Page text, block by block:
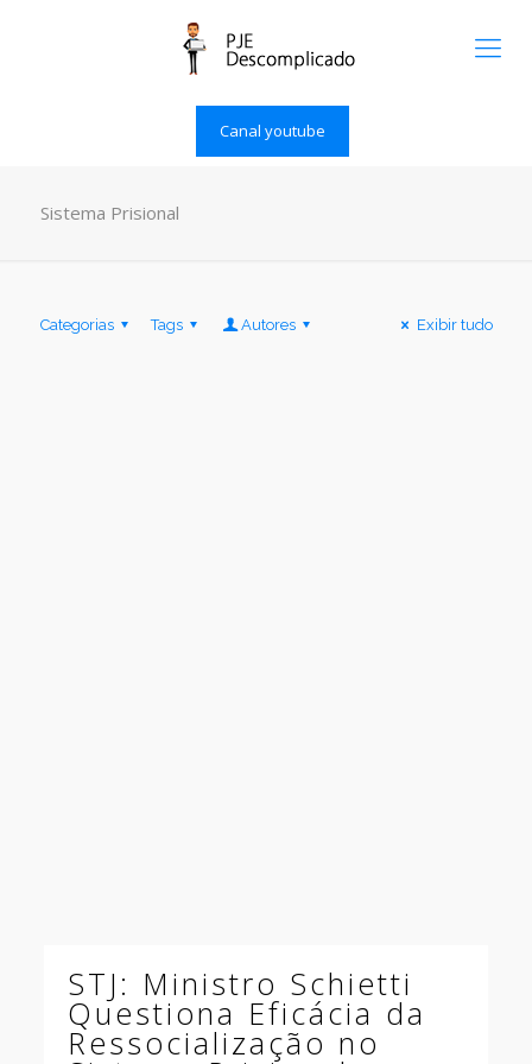
Canal youtube
Sistema Prisional
Categorias Tags Autores Exibir tudo
STJ: Ministro Schietti
Questiona Eficácia da
Ressocialização no